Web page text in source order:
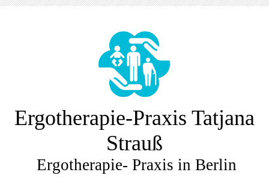
Ergotherapie-Praxis Tatjana
Strauß
Ergotherapie- Praxis in Berlin